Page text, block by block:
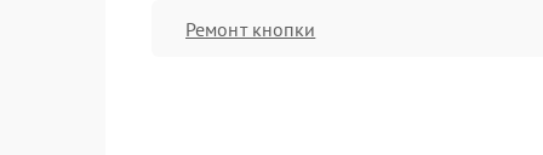
Ремонт кнопки